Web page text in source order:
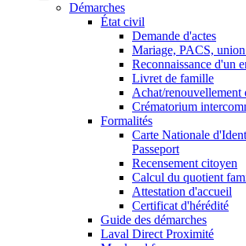
Démarches
État civil
Demande d'actes
Mariage, PACS,
Reconnaissance d'un
Livret de famille
Achat/renouvellement
Crématorium
Formalités
Carte Nationale
Passeport
Recensement citoyen
Calcul du quotient
Attestation d'accueil
Certificat d'hérédité
Guide des démarches
Laval Direct Proximité